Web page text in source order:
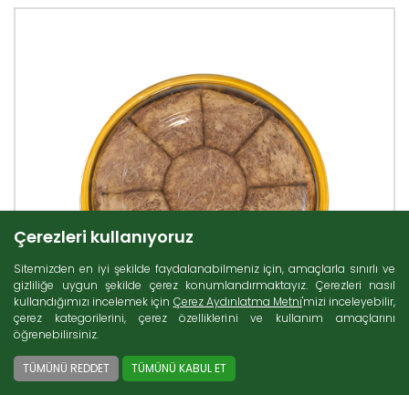
Çerezleri kullanıyoruz
Sitemizden en iyi şekilde faydalanabilmeniz için, amaçlarla sınırlı ve
gizliliğe uygun şekilde çerez konumlandırmaktayız. Çerezleri nasıl
kullandığımızı incelemek için Çerez Aydınlatma Metni'mizi inceleyebilir,
çerez kategorilerini, çerez özelliklerini ve kullanım amaçlarını
öğrenebilirsiniz.
TÜMÜNÜ REDDET TÜMÜNÜ KABUL ET